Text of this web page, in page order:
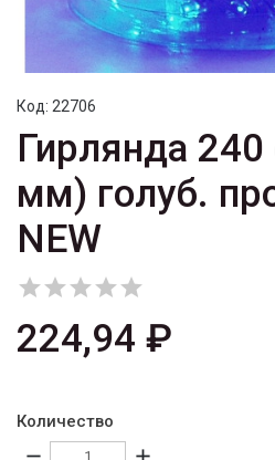
Код: 22706
Гирлянда 240
мм) голуб.
NEW

224,94 ₽
Количество